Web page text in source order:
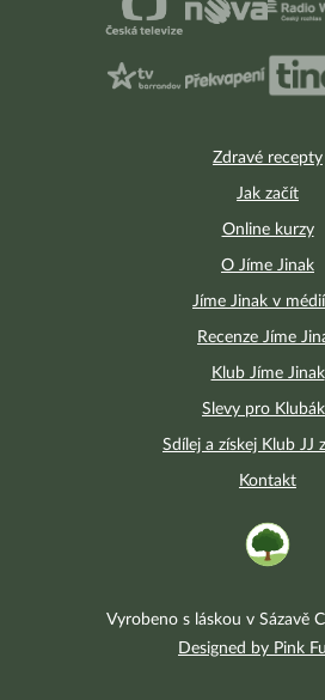
Zdravé recepty
Jak začít
Online kurzy
O Jíme Jinak
Jíme Jinak v
Recenze Jíme
Klub Jíme Jinak
Slevy pro
Sdílej a získej Klub JJ
Kontakt
Vyrobeno s láskou v Sázavě
Designed by Pink